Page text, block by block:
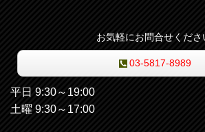
お気軽にお問合せくださ
03-5817-8989
平日 9:30～19:00
土曜 9:30～17:00